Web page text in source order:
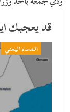
قد يعجبك
المساء اليمني